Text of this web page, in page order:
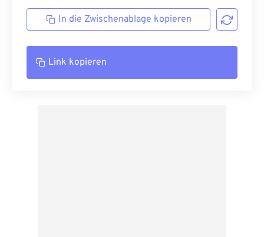
In die Zwischenablage kopieren
Link kopieren